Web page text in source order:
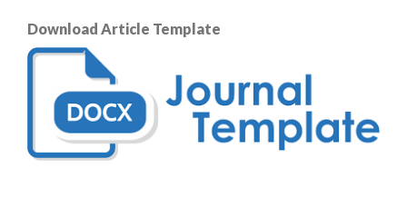
Download Article Template